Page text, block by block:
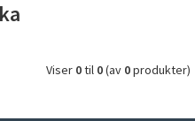
Viser 0til 0(av 0produkter)